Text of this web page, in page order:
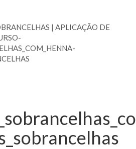
| APLICAÇÃO DE